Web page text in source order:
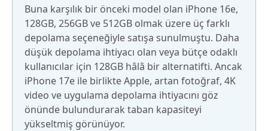
Buna karşılık bir önceki model olan iPhone 16e,
128GB, 256GB ve 512GB olmak üzere üç farklı
depolama seçeneğiyle satışa sunulmuştu. Daha
düşük depolama ihtiyacı olan veya bütçe odaklı
kullanıcılar için 128GB hâlâ bir alternatifti. Ancak
iPhone 17e ile birlikte Apple, artan fotoğraf, 4K
video ve uygulama depolama ihtiyacını göz
önünde bulundurarak taban kapasiteyi
yükseltmiş görünüyor.